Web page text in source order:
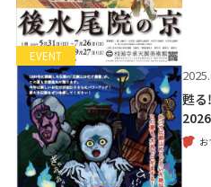
EVENT
甦
お